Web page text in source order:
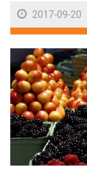
Ciencia y
Firmas
Juegos
Videos
2017-09-20